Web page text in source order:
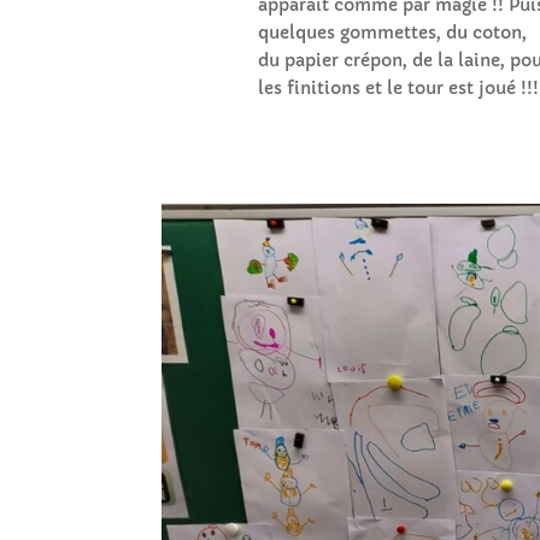
apparaît comme par magie !!
quelques gommettes, du coton,
du papier crépon, de la laine,
les finitions et le tour est joué !!!